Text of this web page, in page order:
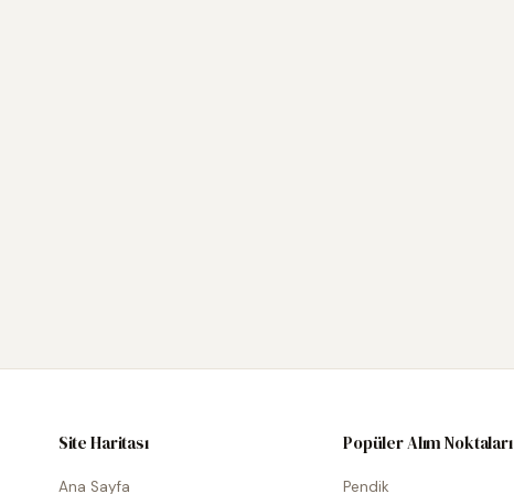
Site Haritası
Ana Sayfa
Popüler Alım Noktaları
Pendik